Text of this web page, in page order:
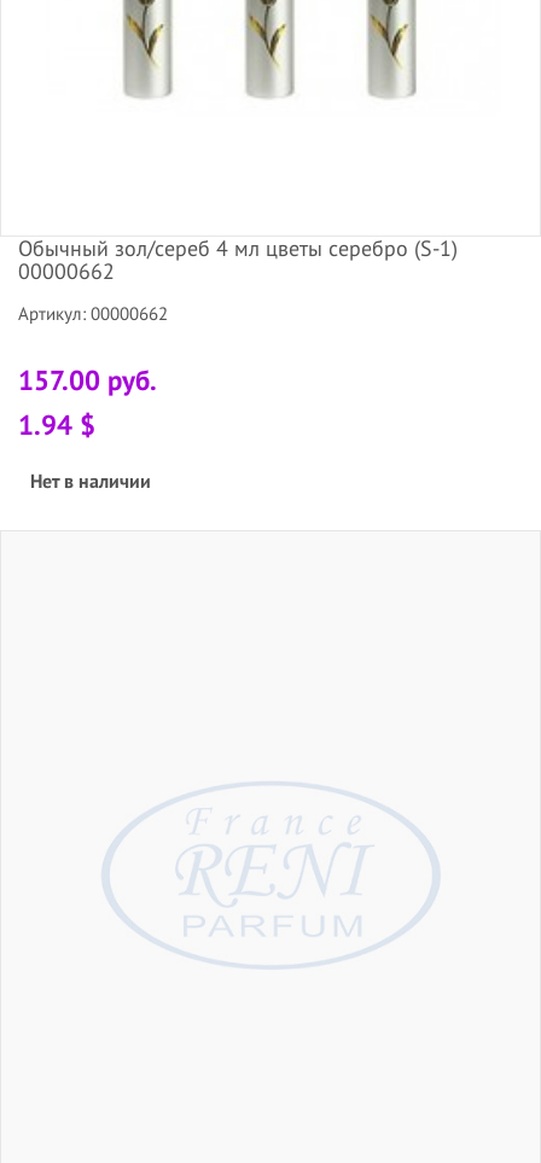
Обычный зол/сереб 4 мл цветы серебро (S-1)
00000662
Артикул: 00000662
157.00 руб.
1.94 $
Нет в наличии